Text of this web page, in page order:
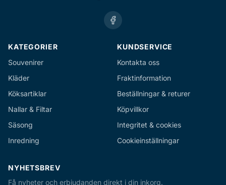
KATEGORIER
Souvenirer
Kläder
Köksartiklar
Nallar & Filtar
Säsong
Inredning
KUNDSERVICE
Kontakta oss
Fraktinformation
Beställningar & returer
Köpvillkor
Integritet & cookies
Cookieinställningar
NYHETSBREV
Få nyheter och erbjudanden direkt i din inkorg.